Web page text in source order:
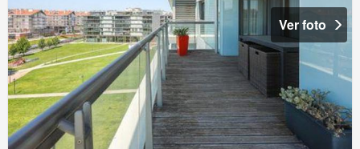
Ver foto